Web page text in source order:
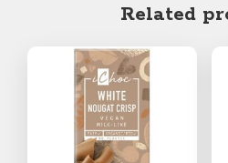
Related